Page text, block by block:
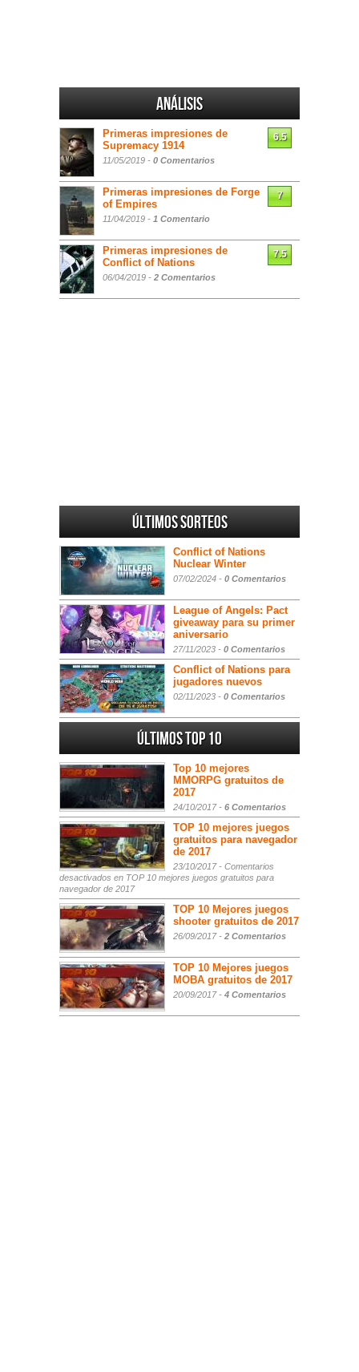
Análisis
Primeras impresiones de
Supremacy 1914
11/05/2019 - 0 Comentarios
6.5
Primeras impresiones de Forge
of Empires
11/04/2019 - 1 Comentario
7
Primeras impresiones de
Conflict of Nations
06/04/2019 - 2 Comentarios
7.5
Últimos sorteos
Conflict of Nations
Nuclear Winter
07/02/2024 - 0 Comentarios
League of Angels: Pact
giveaway para su primer
aniversario
27/11/2023 - 0 Comentarios
Conflict of Nations para
jugadores nuevos
02/11/2023 - 0 Comentarios
Últimos Top 10
Top 10 mejores
MMORPG gratuitos de
2017
24/10/2017 - 6 Comentarios
TOP 10 mejores juegos
gratuitos para navegador
de 2017
23/10/2017 - Comentarios
desactivados en TOP 10 mejores juegos gratuitos para
navegador de 2017
TOP 10 Mejores juegos
shooter gratuitos de 2017
26/09/2017 - 2 Comentarios
TOP 10 Mejores juegos
MOBA gratuitos de 2017
20/09/2017 - 4 Comentarios